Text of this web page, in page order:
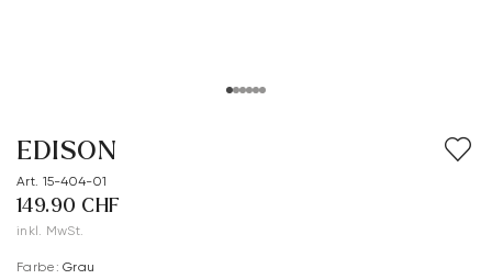
EDISON
Art. 15-404-01
149.90 CHF
inkl. MwSt.
Farbe: Grau